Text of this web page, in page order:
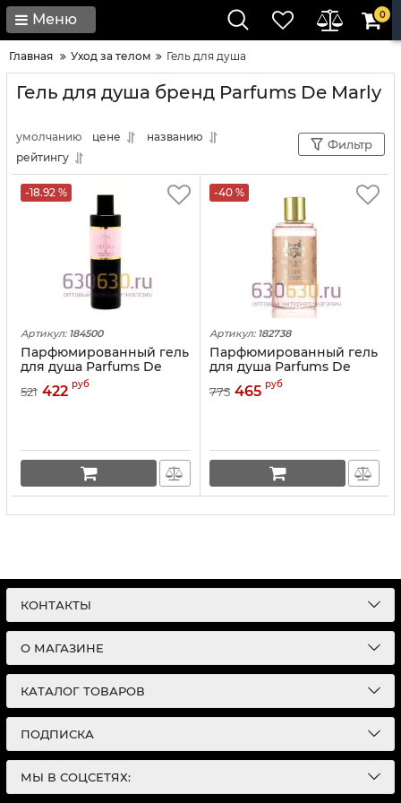
Меню 0
Главная Уход за телом Гель для душа
Гель для душа бренд Parfums De Marly
умолчанию цене
названию
рейтингу
Фильтр
-18.92 %
Артикул: 184500
Парфюмированный гель
для душа Parfums De
Marly "Delina" 250 ml
521 422 руб
-40 %
Артикул: 182738
Парфюмированный гель
для душа Parfums De
Marly "Delina" 250ml
775 465 руб
КОНТАКТЫ
О МАГАЗИНЕ
КАТАЛОГ ТОВАРОВ
ПОДПИСКА
МЫ В СОЦСЕТЯХ: